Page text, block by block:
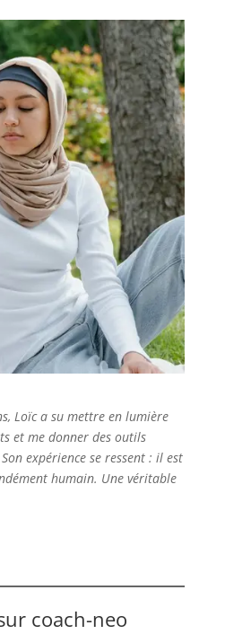
Loïc a su mettre en lumière
et me donner des outils
expérience se ressent : il est
humain. Une véritable
coach-neo